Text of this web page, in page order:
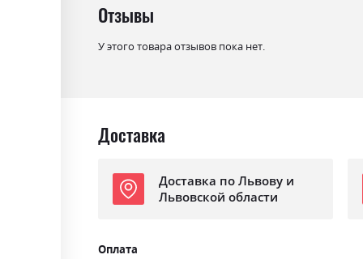
Отзывы
У этого товара отзывов пока нет.
Доставка
Доставка по Львову и
Львовской области
Оплата